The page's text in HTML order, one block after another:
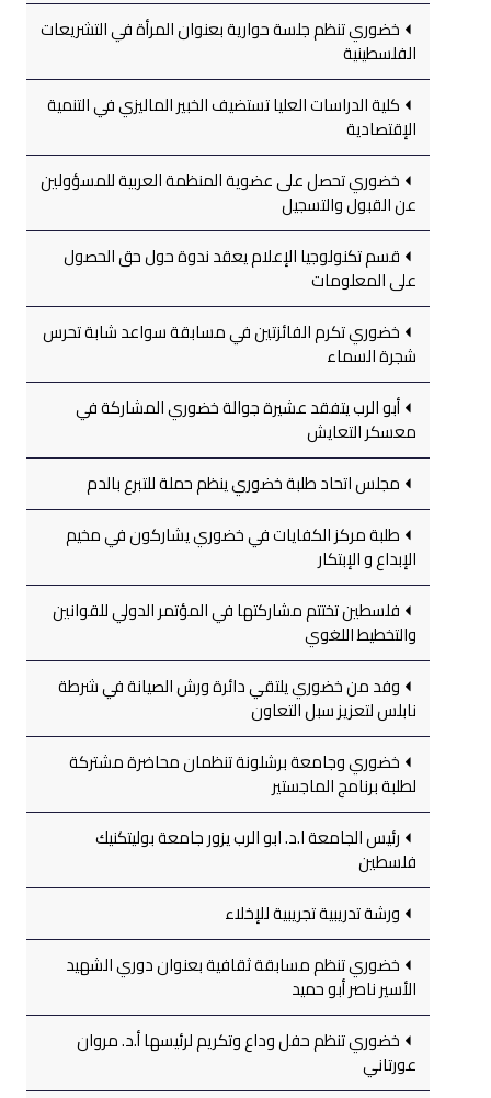
خضوري تنظم جلسة حوارية بعنوان المرأة في التشريعات
الفلسطينية
كلية الدراسات العليا تستضيف الخبير الماليزي في التنمية
الإقتصادية
خضوري تحصل على عضوية المنظمة العربية للمسؤولين
عن القبول والتسجيل
قسم تكنولوجيا الإعلام يعقد ندوة حول حق الحصول
على المعلومات
خضوري تكرم الفائزتين في مسابقة سواعد شابة تحرس
شجرة السماء
أبو الرب يتفقد عشيرة جوالة خضوري المشاركة في
معسكر التعايش
مجلس اتحاد طلبة خضوري ينظم حملة للتبرع بالدم
طلبة مركز الكفايات في خضوري يشاركون في مخيم
الإبداع و الإبتكار
فلسطين تختتم مشاركتها في المؤتمر الدولي للقوانين
والتخطيط اللغوي
وفد من خضوري يلتقي دائرة ورش الصيانة في شرطة
نابلس لتعزيز سبل التعاون
خضوري وجامعة برشلونة تنظمان محاضرة مشتركة
لطلبة برنامج الماجستير
رئيس الجامعة ا.د. ابو الرب يزور جامعة بوليتكنيك
فلسطين
ورشة تدريبية تجريبية للإخلاء
خضوري تنظم مسابقة ثقافية بعنوان دوري الشهيد
الأسير ناصر أبو حميد
خضوري تنظم حفل وداع وتكريم لرئيسها أ.د. مروان
عورتاني